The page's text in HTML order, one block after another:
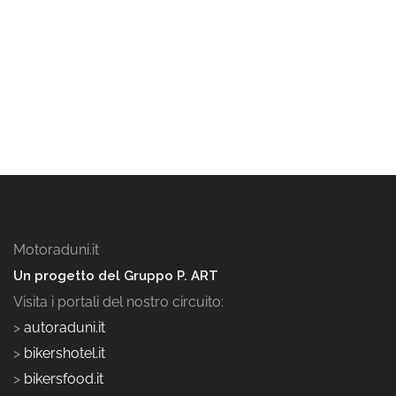
Motoraduni.it
Un progetto del Gruppo P. ART
Visita i portali del nostro circuito:
> autoraduni.it
> bikershotel.it
> bikersfood.it